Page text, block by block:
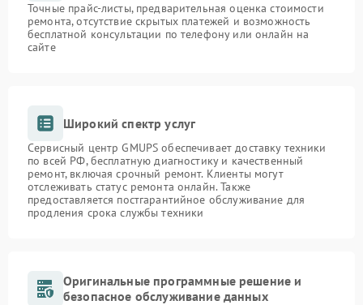
Точные прайс-листы, предварительная оценка стоимости
ремонта, отсутствие скрытых платежей и возможность
бесплатной консультации по телефону или онлайн на
сайте
Широкий спектр услуг
Сервисный центр GMUPS обеспечивает доставку техники
по всей РФ, бесплатную диагностику и качественный
ремонт, включая срочный ремонт. Клиенты могут
отслеживать статус ремонта онлайн. Также
предоставляется постгарантийное обслуживание для
продления срока службы техники
Оригинальные программные решение и
безопасное обслуживание данных